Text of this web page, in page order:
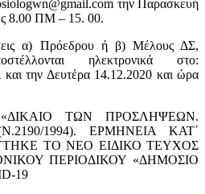
την Παρασκευή
8.00 ΠΜ – 15. 00.
α) Πρόεδρου ή β) Μέλους ΔΣ,
ηλεκτρονικά στο:
την Δευτέρα 14.12.2020 και ώρα
ΤΩΝ ΠΡΟΣΛΗΨΕΩΝ.
1994). ΕΡΜΗΝΕΙΑ ΚΑΤ΄
ΤΟ ΝΕΟ ΕΙΔΙΚΟ ΤΕΥΧΟΣ
ΠΕΡΙΟΔΙΚΟΥ «ΔΗΜΟΣΙΟ
19